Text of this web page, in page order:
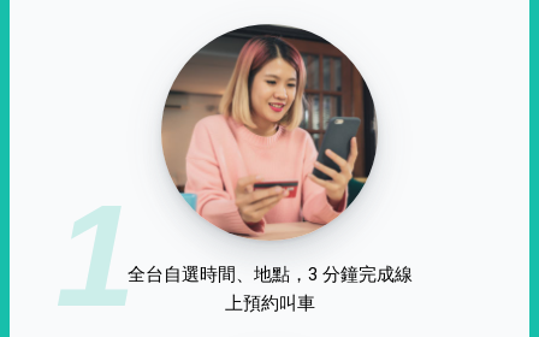
1全台自選時間、地點，3 分鐘完成線
上預約叫車